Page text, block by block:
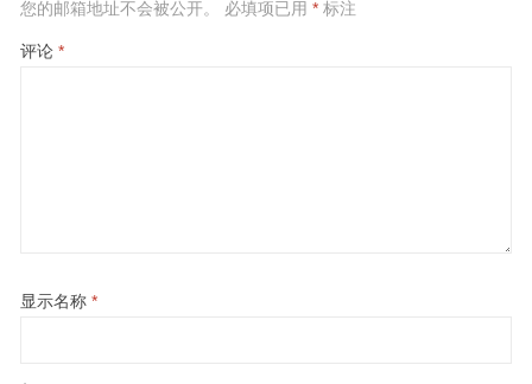
您的邮箱地址不会被公开。 必填项已用 *标注
评论 *
显示名称 *